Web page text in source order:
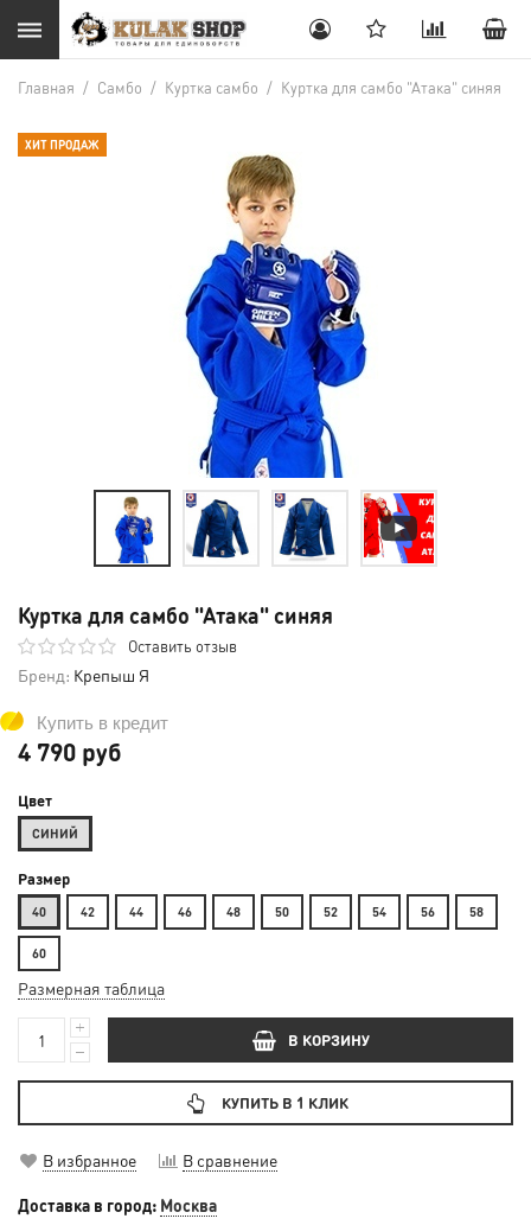
Главная / Самбо / Куртка самбо / Куртка для самбо "Атака" синяя
ХИТ ПРОДАЖ
Куртка для самбо "Атака" синяя
Оставить отзыв
Бренд: Крепыш Я
Купить в кредит
4 790 руб
Цвет
СИНИЙ
Размер
40 42 44 46 48 50 52 54 56 58
60
Размерная таблица
В КОРЗИНУ
КУПИТЬ В 1 КЛИК
В избранное В сравнение
Доставка в город: Москва